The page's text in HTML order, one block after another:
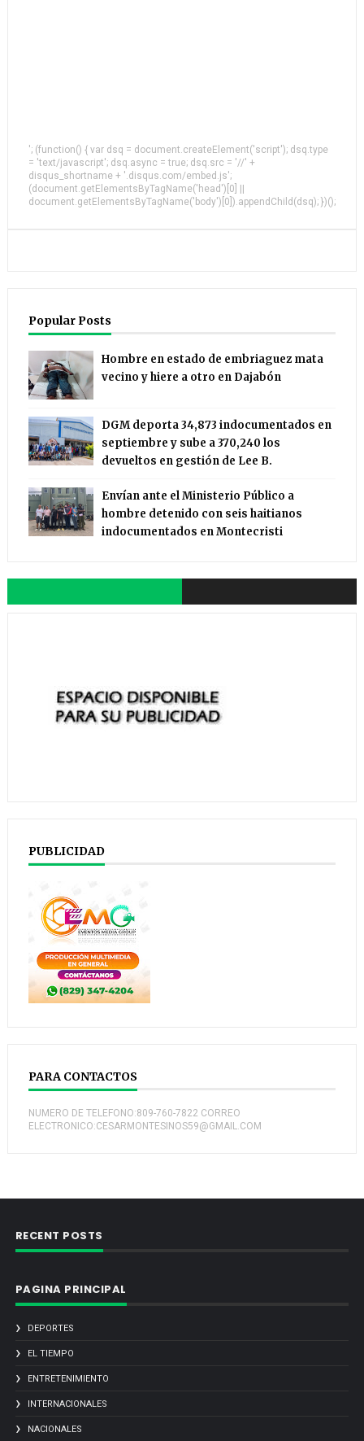
'; (function() { var dsq = document.createElement('script'); dsq.type
= 'text/javascript'; dsq.async = true; dsq.src = '//' +
disqus_shortname + '.disqus.com/embed.js';
(document.getElementsByTagName('head')[0] ||
document.getElementsByTagName('body')[0]).appendChild(dsq); })();
Popular Posts
Hombre en estado de embriaguez mata
vecino y hiere a otro en Dajabón
DGM deporta 34,873 indocumentados en
septiembre y sube a 370,240 los
devueltos en gestión de Lee B.
Envían ante el Ministerio Público a
hombre detenido con seis haitianos
indocumentados en Montecristi
PUBLICIDAD
PARA CONTACTOS
NUMERO DE TELEFONO:809-760-7822 CORREO
ELECTRONICO:CESARMONTESINOS59@GMAIL.COM
RECENT POSTS
PAGINA PRINCIPAL
DEPORTES
EL TIEMPO
ENTRETENIMIENTO
INTERNACIONALES
NACIONALES